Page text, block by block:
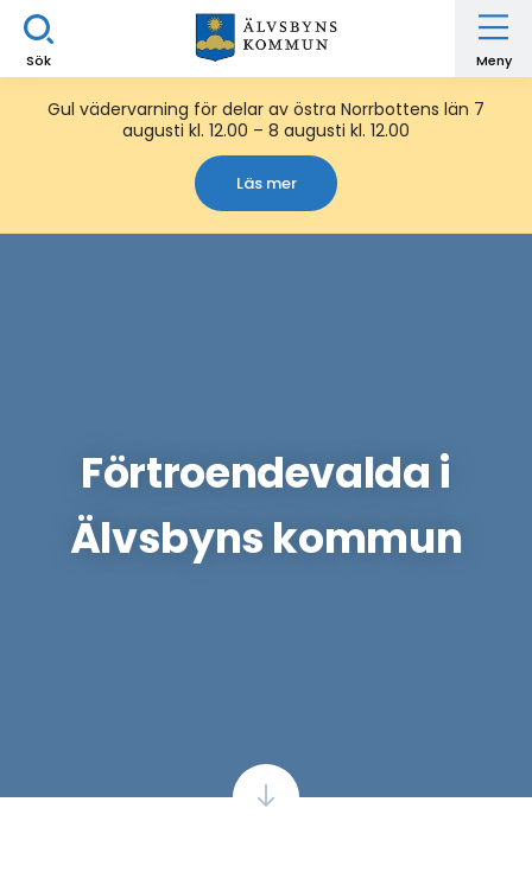
Sök Meny
Gul vädervarning för delar av östra Norrbottens län 7
augusti kl. 12.00 – 8 augusti kl. 12.00
Läs mer
Förtroendevalda i
Älvsbyns kommun